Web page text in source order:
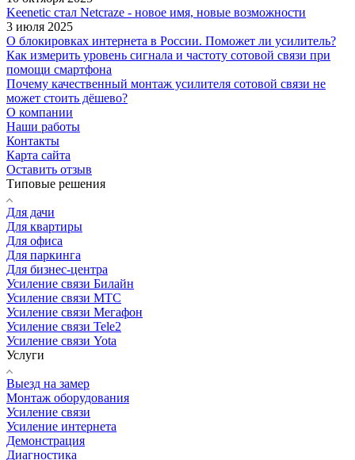
Keenetic стал Netcraze - новое имя, новые возможности
3 июля 2025
О блокировках интернета в России. Поможет ли усилитель?
Как измерить уровень сигнала и частоту сотовой связи при
помощи смартфона
Почему качественный монтаж усилителя сотовой связи не
может стоить дёшево?
О компании
Наши работы
Контакты
Карта сайта
Оставить отзыв
Типовые решения
Для дачи
Для квартиры
Для офиса
Для паркинга
Для бизнес-центра
Усиление связи Билайн
Усиление связи МТС
Усиление связи Мегафон
Усиление связи Tele2
Усиление связи Yota
Услуги
Выезд на замер
Монтаж оборудования
Усиление связи
Усиление интернета
Демонстрация
Диагностика